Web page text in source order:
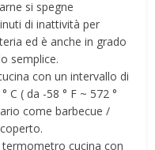
si spegne
di inattività per
ed è anche in grado
semplice.
con un intervallo di
C ( da -58 ° F ~ 572 °
come barbecue /
cucina con